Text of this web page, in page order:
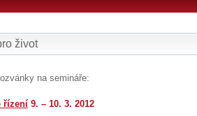
život
na semináře:
řízení 9. – 10. 3. 2012